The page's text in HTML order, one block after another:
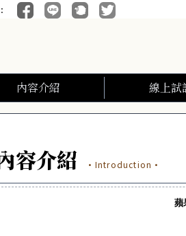
內容介紹 線上試
容介紹 ·Introduction·
蘋